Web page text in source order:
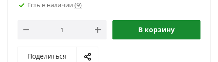
Есть в наличии (9)
В корзину
Поделиться